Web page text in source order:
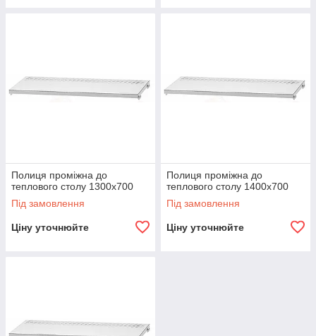
Полиця проміжна до
теплового столу 1300х700
Під замовлення
Ціну уточнюйте
Полиця проміжна до
теплового столу 1400х700
Під замовлення
Ціну уточнюйте